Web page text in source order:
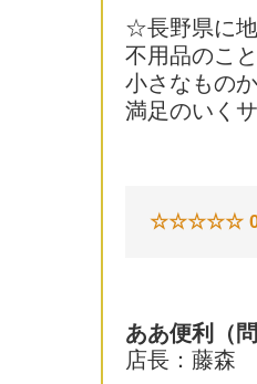
☆長野県に
不用品のこ
小さなもの
満足のいく
☆☆☆☆☆
ああ便利
（
店長：藤森